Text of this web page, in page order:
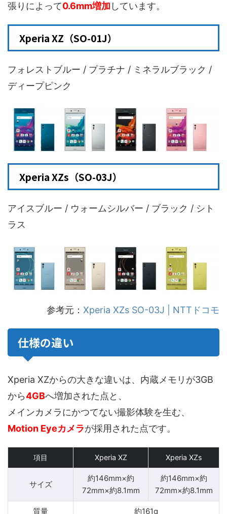
張りによって0.6mm増加 しています。
Xperia XZ（SO-01J）
フォレストブルー / プラチナ / ミネラルブラック /
ディープピンク
Xperia XZs（SO-03J）
アイスブルー / ウォームシルバー / ブラック / シト
ラス
参考元： Xperia XZs SO-03J | NTTドコモ
仕様の違い
Xperia XZからの大きな違いは、内蔵メモリが3GB
から4GBへ増加された点と、
メインカメラにかつてない撮影体験を生む、
Motion Eyeカメラが採用された点です。
項目 Xperia XZ Xperia XZs
サイズ
約146mm×約
72mm×約8.1mm
約146mm×約
72mm×約8.1mm
質量 約161g